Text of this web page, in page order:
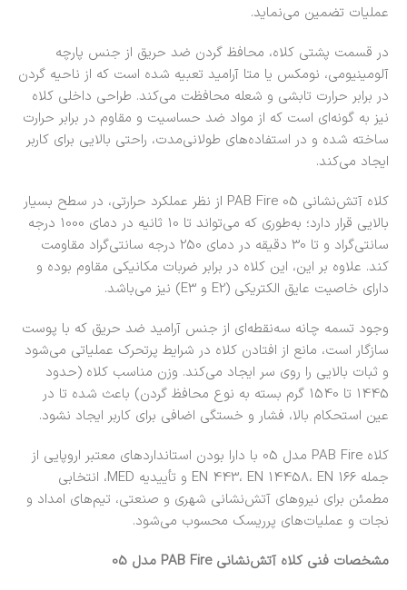
عملیات تضمین می‌نماید.
در قسمت پشتی کلاه، محافظ گردن ضد حریق از جنس پارچه
آلومینیومی، نومکس یا متا آرامید تعبیه شده است که از ناحیه گردن
در برابر حرارت تابشی و شعله محافظت می‌کند. طراحی داخلی کلاه
نیز به گونه‌ای است که از مواد ضد حساسیت و مقاوم در برابر حرارت
ساخته شده و در استفاده‌های طولانی‌مدت، راحتی بالایی برای کاربر
ایجاد می‌کند.
کلاه آتش‌نشانی PAB Fire 05 از نظر عملکرد حرارتی، در سطح بسیار
بالایی قرار دارد؛ به‌طوری که می‌تواند تا 10 ثانیه در دمای 1000 درجه
سانتی‌گراد و تا 30 دقیقه در دمای 250 درجه سانتی‌گراد مقاومت
کند. علاوه بر این، این کلاه در برابر ضربات مکانیکی مقاوم بوده و
دارای خاصیت عایق الکتریکی (E2 و E3) نیز می‌باشد.
وجود تسمه چانه سه‌نقطه‌ای از جنس آرامید ضد حریق که با پوست
سازگار است، مانع از افتادن کلاه در شرایط پرتحرک عملیاتی می‌شود
و ثبات بالایی را روی سر ایجاد می‌کند. وزن مناسب کلاه (حدود
1445 تا 1540 گرم بسته به نوع محافظ گردن) باعث شده تا در
عین استحکام بالا، فشار و خستگی اضافی برای کاربر ایجاد نشود.
کلاه PAB Fire مدل 05 با دارا بودن استانداردهای معتبر اروپایی از
جمله EN 443، EN 14458، EN 166 و تأییدیه MED، انتخابی
مطمئن برای نیروهای آتش‌نشانی شهری و صنعتی، تیم‌های امداد و
نجات و عملیات‌های پرریسک محسوب می‌شود.
مشخصات فنی کلاه آتش‌نشانی PAB Fire مدل 05